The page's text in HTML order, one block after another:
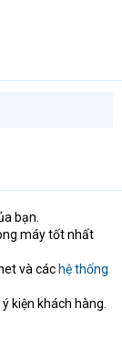
bạn.
máy tốt nhất
và các hệ thống
kiện khách hàng.